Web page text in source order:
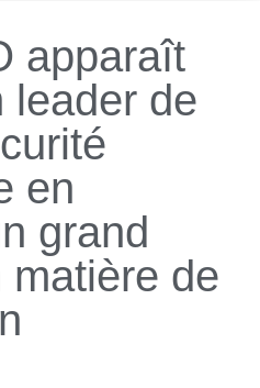
apparaît
leader de
en
grand
matière de